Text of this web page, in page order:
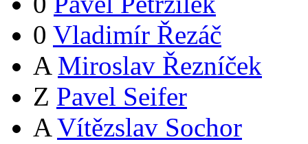
0 Vladimír Řezáč
A Miroslav Řezníček
Z Pavel Seifer
A Vítězslav Sochor